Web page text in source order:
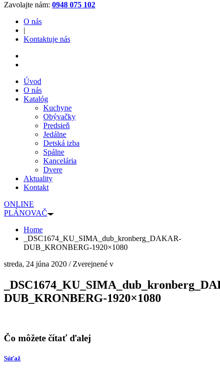
Zavolajte nám: 0948 075 102
O nás
|
Kontaktuje nás
Úvod
O nás
Katalóg
Kuchyne
Obývačky
Predsieň
Jedálne
Detská izba
Spálne
Kancelária
Dvere
Aktuality
Kontakt
ONLINE
PLÁNOVAČ
Home
_DSC1674_KU_SIMA_dub_kronberg_DAKAR-
DUB_KRONBERG-1920×1080
streda, 24 júna 2020 /Zverejnené v
DUB_KRONBERG-1920×1080
Čo môžete čítať ďalej
Súťaž